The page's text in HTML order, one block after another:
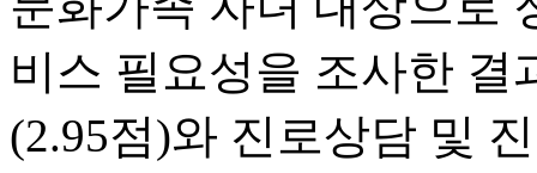
비스 필요성을 조사한 결
(2.95점)와 진로상담 및